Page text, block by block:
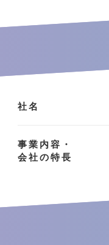
社名
事業内容・
会社の特長